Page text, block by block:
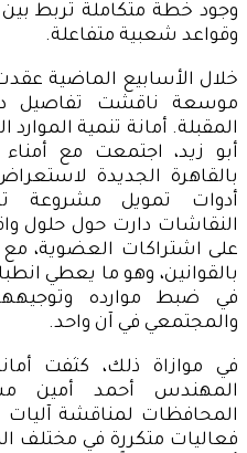
وجود خطة متكاملة تربط بين
وقواعد شعبية متفاعلة.
خلال الأسابيع الماضية
موسعة ناقشت تفاصيل
المقبلة. أمانة تنمية
أبو زيد، اجتمعت مع
بالقاهرة الجديدة
أدوات تمويل مشروعة
النقاشات دارت حول حلول
على اشتراكات العضوية، مع
بالقوانين، وهو ما يعطي
في ضبط موارده
والمجتمعي في آن واحد.
في موازاة ذلك، كثفت
المهندس أحمد أمين
المحافظات لمناقشة آليات
فعاليات متكررة في مختلف